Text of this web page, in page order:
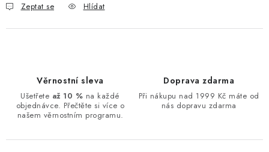
Zeptat se Hlídat
Věrnostní sleva
Ušetřete až 10 % na každé
objednávce. Přečtěte si více o
našem věrnostním programu.
Doprava zdarma
Při nákupu nad 1999 Kč máte od
nás dopravu zdarma